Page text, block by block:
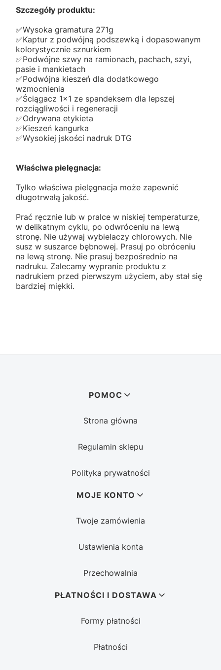
Szczegóły produktu:
✅️Wysoka gramatura 271g
✅️Kaptur z podwójną podszewką i dopasowanym
kolorystycznie sznurkiem
✅️Podwójne szwy na ramionach, pachach, szyi,
pasie i mankietach
✅️Podwójna kieszeń dla dodatkowego
wzmocnienia
✅️Ściągacz 1x1 ze spandeksem dla lepszej
rozciągliwości i regeneracji
✅️Odrywana etykieta
✅️Kieszeń kangurka
✅️Wysokiej jskości nadruk DTG
Właściwa pielęgnacja:
Tylko właściwa pielęgnacja może zapewnić
długotrwałą jakość.
Prać ręcznie lub w pralce w niskiej temperaturze,
w delikatnym cyklu, po odwróceniu na lewą
stronę. Nie używaj wybielaczy chlorowych. Nie
susz w suszarce bębnowej. Prasuj po obróceniu
na lewą stronę. Nie prasuj bezpośrednio na
nadruku. Zalecamy wypranie produktu z
nadrukiem przed pierwszym użyciem, aby stał się
bardziej miękki.
POMOC
Strona główna
Regulamin sklepu
Polityka prywatności
MOJE KONTO
Twoje zamówienia
Ustawienia konta
Przechowalnia
PŁATNOŚCI I DOSTAWA
Formy płatności
Płatności